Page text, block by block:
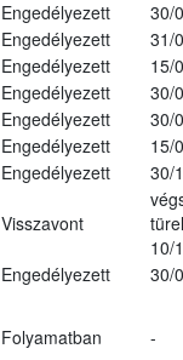
Engedélyezett
30/
Engedélyezett
31/
Engedélyezett
15/
Engedélyezett
30/
Engedélyezett
30/
Engedélyezett
15/
Engedélyezett
30/
Visszavont
10/
Engedélyezett
30/
Folyamatban -